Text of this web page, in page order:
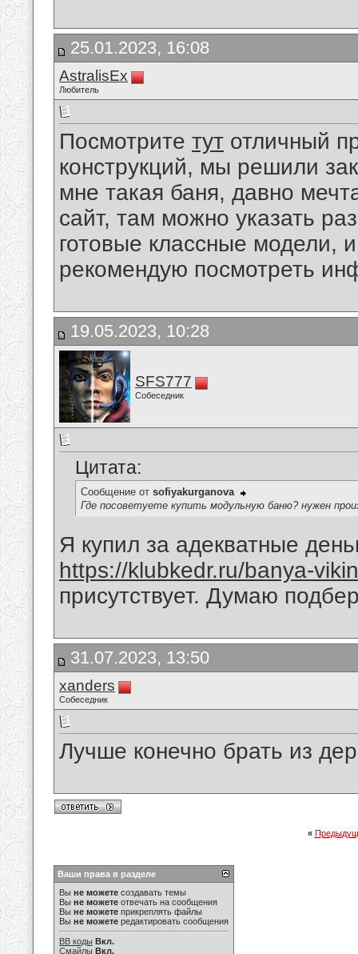
25.01.2023, 16:08
AstralisEx
Любитель
Посмотрите тут отличный
конструкций, мы решили
мне такая баня, давно
сайт, там можно указать
готовые классные модели,
рекомендую посмотреть
19.05.2023, 10:28
SFS777
Собеседник
Цитата:
Сообщение от sofiyakurganova
Где посоветуете купить модульную баню? нужен
Я купил за адекватные
https://klubkedr.ru/banya-
присутствует. Думаю
31.07.2023, 13:50
xanders
Собеседник
Лучше конечно брать из
«
Ваши права в разделе
Вы не можете создавать темы
Вы не можете отвечать на сообщения
Вы не можете прикреплять файлы
Вы не можете редактировать сообщения
BB коды Вкл.
Смайлы Вкл.